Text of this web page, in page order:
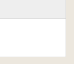
報
纂